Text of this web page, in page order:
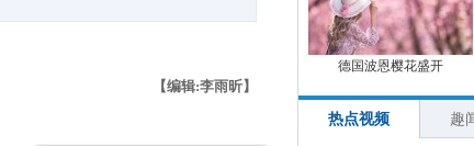
【编辑:李雨昕】
德国波恩樱花盛开
热点视频 趣